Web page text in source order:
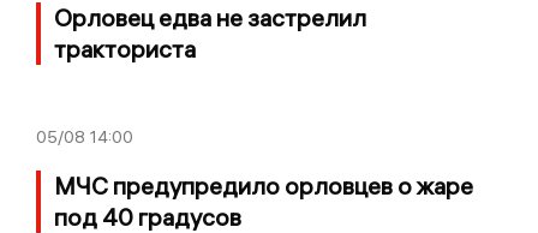
Орловец едва не застрелил
тракториста
05/08 14:00
МЧС предупредило орловцев о жаре
под 40 градусов